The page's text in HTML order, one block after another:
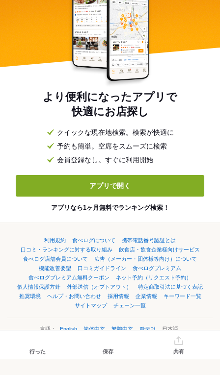
より便利になったアプリで
快適にお店探し
クイックな現在地検索。検索が快適に
予約も簡単。空席をスムーズに検索
会員登録なし。すぐに利用開始
アプリで開く
アプリなら1ヶ月無料でランキング検索！
利用規約 食べログについて
携帯電話番号認証とは
口コミ・ランキングに対する取り組み
飲食店・飲食企業様向けサービス
食べログ店舗会員について
広告（メーカー・団体様等向け）について
機能改善要望
口コミガイドライン
食べログプレミアム
食べログプレミアム無料クーポン
ネット予約（リクエスト予約）
個人情報保護方針
外部送信（オプトアウト）
特定商取引法に基づく表記
推奨環境
ヘルプ・お問い合わせ 採用情報 企業情報
キーワード一覧
サイトマップ
チェーン一覧
言語： English 简体中文 繁體中文 한국어 日本語
©Kakaku.com, Inc.
行った 保存 共有